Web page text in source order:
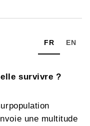
FR EN
survivre ?
une multitude